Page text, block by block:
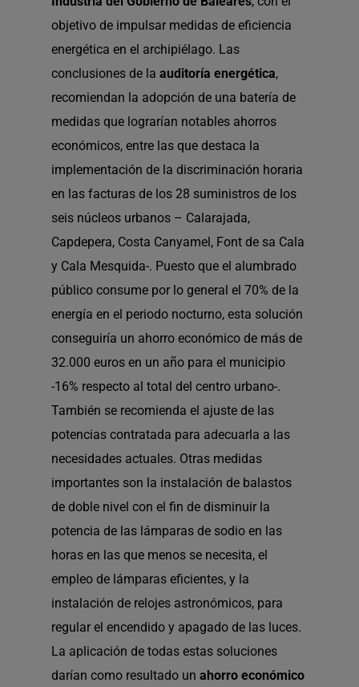
objetivo de impulsar medidas de eficiencia
energética en el archipiélago. Las
conclusiones de la auditoría energética,
recomiendan la adopción de una batería de
medidas que lograrían notables ahorros
económicos, entre las que destaca la
implementación de la discriminación horaria
en las facturas de los 28 suministros de los
seis núcleos urbanos – Calarajada,
Capdepera, Costa Canyamel, Font de sa Cala
y Cala Mesquida-. Puesto que el alumbrado
público consume por lo general el 70% de la
energía en el periodo nocturno, esta solución
conseguiría un ahorro económico de más de
32.000 euros en un año para el municipio
-16% respecto al total del centro urbano-.
También se recomienda el ajuste de las
potencias contratada para adecuarla a las
necesidades actuales. Otras medidas
importantes son la instalación de balastos
de doble nivel con el fin de disminuir la
potencia de las lámparas de sodio en las
horas en las que menos se necesita, el
empleo de lámparas eficientes, y la
instalación de relojes astronómicos, para
regular el encendido y apagado de las luces.
La aplicación de todas estas soluciones
darían como resultado un ahorro económico